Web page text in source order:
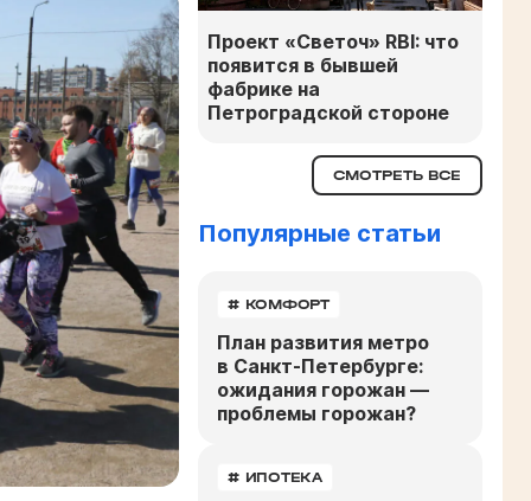
Проект «Светоч» RBI: что
появится в бывшей
фабрике на
Петроградской стороне
СМОТРЕТЬ ВСЕ
Популярные статьи
# КОМФОРТ
План развития метро
в Санкт-Петербурге:
ожидания горожан —
проблемы горожан?
# ИПОТЕКА